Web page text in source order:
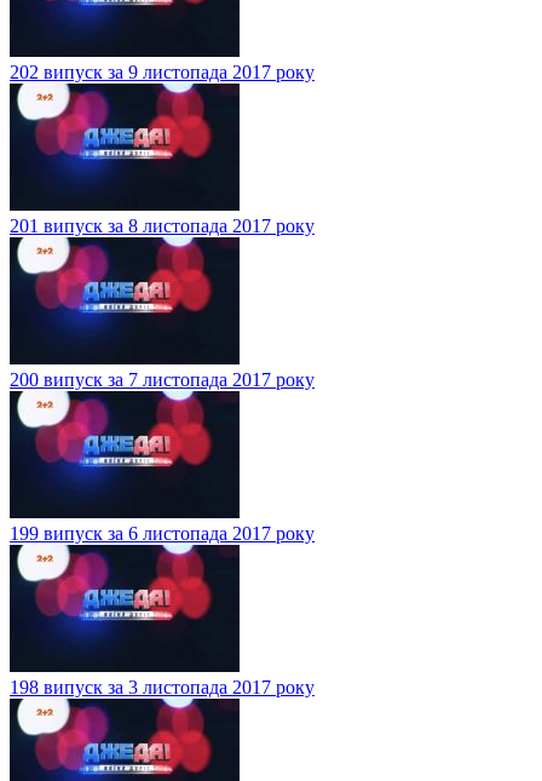
202 випуск за 9 листопада 2017 року
201 випуск за 8 листопада 2017 року
200 випуск за 7 листопада 2017 року
199 випуск за 6 листопада 2017 року
198 випуск за 3 листопада 2017 року